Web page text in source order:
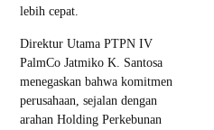
lebih cepat.
Direktur Utama PTPN IV
PalmCo Jatmiko K. Santosa
menegaskan bahwa komitmen
perusahaan, sejalan dengan
arahan Holding Perkebunan